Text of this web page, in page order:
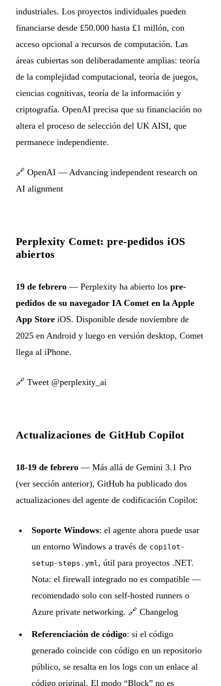
industriales. Los proyectos individuales pueden
financiarse desde £50.000 hasta £1 millón, con
acceso opcional a recursos de computación. Las
áreas cubiertas son deliberadamente amplias: teoría
de la complejidad computacional, teoría de juegos,
ciencias cognitivas, teoría de la información y
criptografía. OpenAI precisa que su financiación no
altera el proceso de selección del UK AISI, que
permanece independiente.
🔗 OpenAI — Advancing independent research on
AI alignment
Perplexity Comet: pre-pedidos iOS
abiertos
19 de febrero — Perplexity ha abierto los pre-
pedidos de su navegador IA Comet en la Apple
App Store iOS. Disponible desde noviembre de
2025 en Android y luego en versión desktop, Comet
llega al iPhone.
🔗 Tweet @perplexity_ai
Actualizaciones de GitHub Copilot
18-19 de febrero — Más allá de Gemini 3.1 Pro
(ver sección anterior), GitHub ha publicado dos
actualizaciones del agente de codificación Copilot:
Soporte Windows: el agente ahora puede usar
un entorno Windows a través de copilot-
setup-steps.yml , útil para proyectos .NET.
Nota: el firewall integrado no es compatible —
recomendado solo con self-hosted runners o
Azure private networking. 🔗 Changelog
Referenciación de código: si el código
generado coincide con código en un repositorio
público, se resalta en los logs con un enlace al
código original. El modo “Block” no es